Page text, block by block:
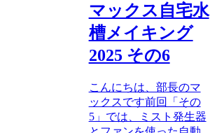
マックス自宅水
槽メイキング
2025 その6
こんにちは、部長のマ
ックスです前回「その
5」では、ミスト発生器